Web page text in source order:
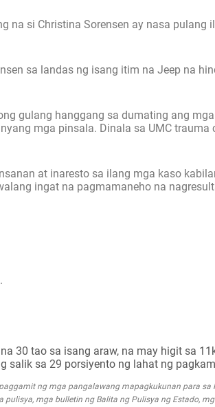
na si Christina Sorensen ay nasa
sa landas ng isang itim na Jeep na
gulang hanggang sa dumating ang
mga pinsala. Dinala sa UMC
at inaresto sa ilang mga kaso
ingat na pagmamaneho na
30 tao sa isang araw, na may higit sa
salik sa 29 porsiyento ng lahat ng
ng mga pangalawang mapagkukunan para sa
mga bulletin ng Balita ng Pulisya ng Estado,